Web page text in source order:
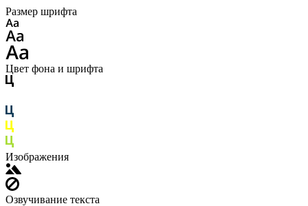
Размер шрифта
Цвет фона и шрифта
Изображения
Озвучивание текста